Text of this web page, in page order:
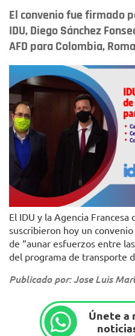
El convenio fue firmado
IDU, Diego Sánchez
AFD para Colombia,
El IDU y la Agencia Francesa
suscribieron hoy un
de “aunar esfuerzos entre
del programa de transporte
Publicado por: Jose Luis
Únete a